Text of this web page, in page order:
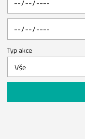
Typ akce
Vše